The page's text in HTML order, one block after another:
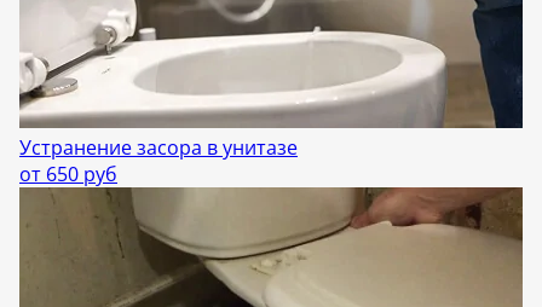
Устранение засора в унитазе
от 650 руб